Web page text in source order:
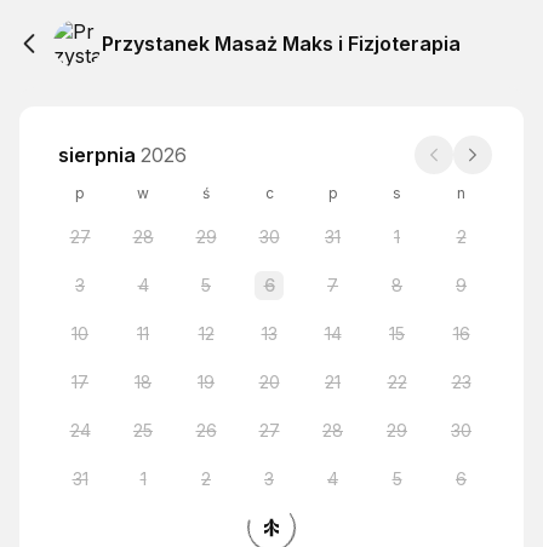
Przystanek Masaż Maks i Fizjoterapia
sierpnia 2026
p w ś c p s n
27 28 29 30 31 1 2
3 4 5 6 7 8 9
10 11 12 13 14 15 16
17 18 19 20 21 22 23
24 25 26 27 28 29 30
31 1 2 3 4 5 6